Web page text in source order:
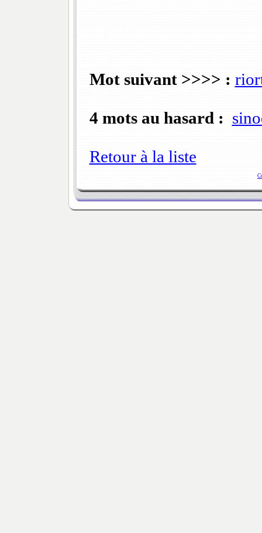
Mot suivant >>>> :
4 mots au hasard :
Retour à la liste